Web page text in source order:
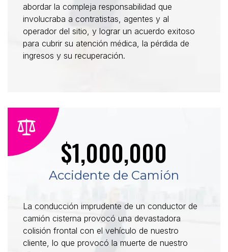
abordar la compleja responsabilidad que
involucraba a contratistas, agentes y al
operador del sitio, y lograr un acuerdo exitoso
para cubrir su atención médica, la pérdida de
ingresos y su recuperación.
$1,000,000
Accidente de Camión
La conducción imprudente de un conductor de
camión cisterna provocó una devastadora
colisión frontal con el vehículo de nuestro
cliente, lo que provocó la muerte de nuestro